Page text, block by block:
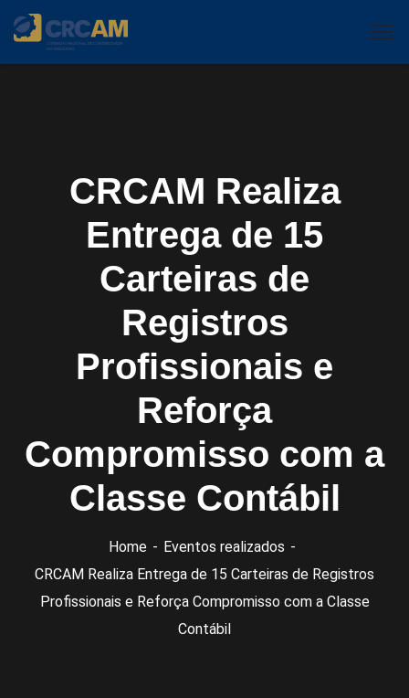
CRCAM Realiza
Entrega de 15
Carteiras de
Registros
Profissionais e
Reforça
Compromisso com a
Classe Contábil
Home
Eventos realizados
CRCAM Realiza Entrega de 15 Carteiras de Registros
Profissionais e Reforça Compromisso com a Classe
Contábil